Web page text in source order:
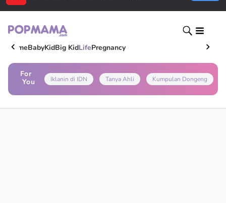
HomeBabyKidBig KidLifePregnancy
For
You
Iklanin di IDN Tanya Ahli Kumpulan Dongeng